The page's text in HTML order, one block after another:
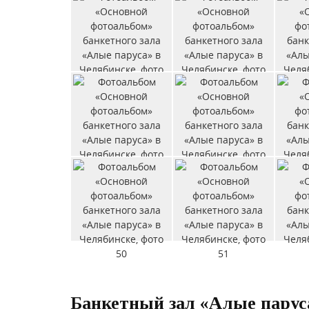
Банкетный зал «Алые